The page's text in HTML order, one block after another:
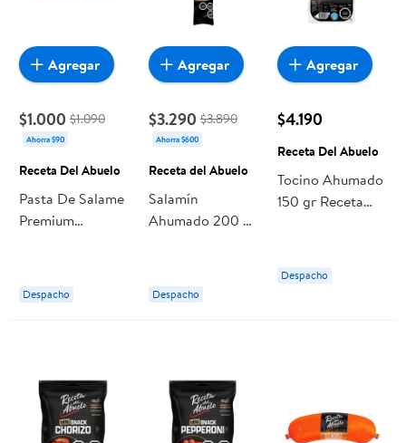
$1.000 $1.090
Ahorra $90
Receta Del Abuelo
Pasta De Salame
Premium
Abuelo
Despacho
Agregar
$3.290 $3.890
Ahorra $600
Receta del Abuelo
Salamín
Ahumado 200 gr
Despacho
Agregar
$4.190
Receta Del Abuelo
Tocino Ahumado
150 gr Receta
Despacho
Agregar